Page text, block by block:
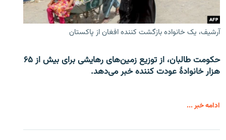
آرشیف، یک خانواده بازگشت کننده افغان از پاکستان
حکومت طالبان، از توزیع زمین‌های رهایشی برای بیش از ۶۵
هزار خانوادۀ عودت کننده خبر می‌دهد.
ادامه خبر ...